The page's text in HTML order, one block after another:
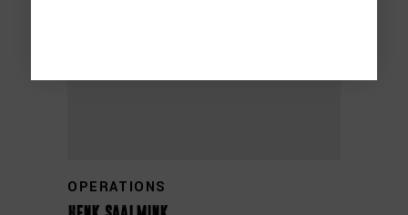
OPERATIONS